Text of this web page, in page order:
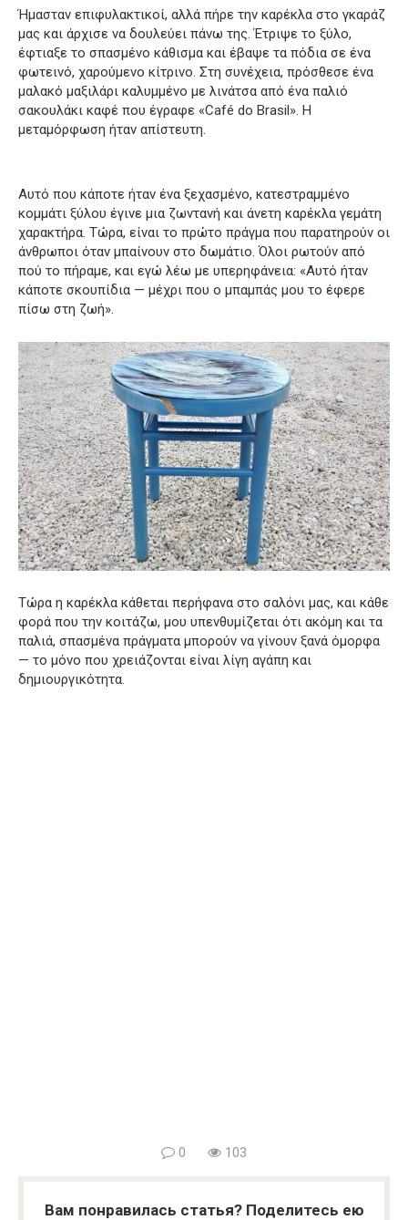
Ήμασταν επιφυλακτικοί, αλλά πήρε την καρέκλα στο γκαράζ
μας και άρχισε να δουλεύει πάνω της. Έτριψε το ξύλο,
έφτιαξε το σπασμένο κάθισμα και έβαψε τα πόδια σε ένα
φωτεινό, χαρούμενο κίτρινο. Στη συνέχεια, πρόσθεσε ένα
μαλακό μαξιλάρι καλυμμένο με λινάτσα από ένα παλιό
σακουλάκι καφέ που έγραφε «Café do Brasil». Η
μεταμόρφωση ήταν απίστευτη.
Αυτό που κάποτε ήταν ένα ξεχασμένο, κατεστραμμένο
κομμάτι ξύλου έγινε μια ζωντανή και άνετη καρέκλα γεμάτη
χαρακτήρα. Τώρα, είναι το πρώτο πράγμα που παρατηρούν οι
άνθρωποι όταν μπαίνουν στο δωμάτιο. Όλοι ρωτούν από
πού το πήραμε, και εγώ λέω με υπερηφάνεια: «Αυτό ήταν
κάποτε σκουπίδια — μέχρι που ο μπαμπάς μου το έφερε
πίσω στη ζωή».
Τώρα η καρέκλα κάθεται περήφανα στο σαλόνι μας, και κάθε
φορά που την κοιτάζω, μου υπενθυμίζεται ότι ακόμη και τα
παλιά, σπασμένα πράγματα μπορούν να γίνουν ξανά όμορφα
— το μόνο που χρειάζονται είναι λίγη αγάπη και
δημιουργικότητα.
0 103
Вам понравилась статья? Поделитесь ею